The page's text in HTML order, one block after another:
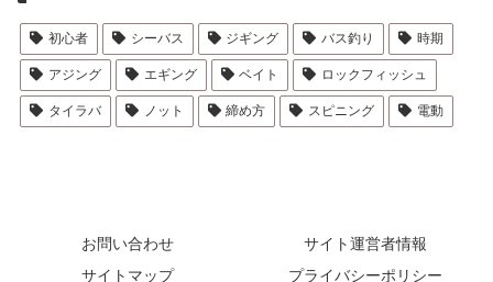
初心者 シーバス ジギング バス釣り 時期
アジング エギング ベイト ロックフィッシュ
タイラバ ノット 締め方 スピニング 電動
お問い合わせ
サイト運営者情報
サイトマップ
プライバシーポリシー